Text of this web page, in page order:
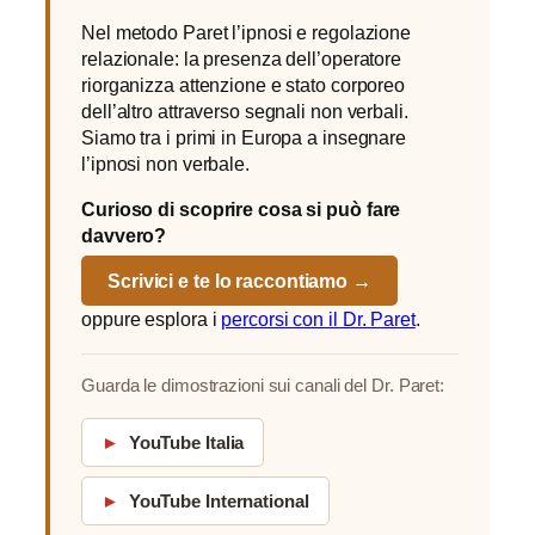
Nel metodo Paret l’ipnosi e regolazione
relazionale: la presenza dell’operatore
riorganizza attenzione e stato corporeo
dell’altro attraverso segnali non verbali.
Siamo tra i primi in Europa a insegnare
l’ipnosi non verbale.
Curioso di scoprire cosa si può fare
davvero?
Scrivici e te lo raccontiamo →
oppure esplora i percorsi con il Dr. Paret.
Guarda le dimostrazioni sui canali del Dr. Paret:
► YouTube Italia
► YouTube International